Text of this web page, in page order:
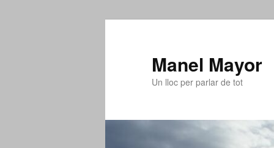
Manel Mayor
Un lloc per parlar de tot